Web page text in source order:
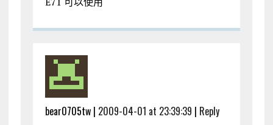
bear0705tw | 2009-04-01 at 23:39:39 | Reply